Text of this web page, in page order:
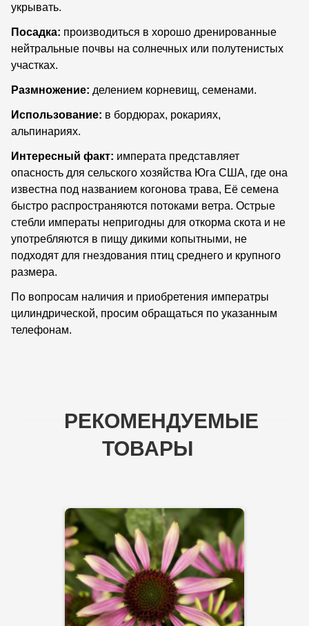
укрывать.
Посадка: производиться в хорошо дренированные
нейтральные почвы на солнечных или полутенистых
участках.
Размножение: делением корневищ, семенами.
Использование: в бордюрах, рокариях,
альпинариях.
Интересный факт: императа представляет
опасность для сельского хозяйства Юга США, где она
известна под названием когонова трава, Её семена
быстро распространяются потоками ветра. Острые
стебли императы непригодны для откорма скота и не
употребляются в пищу дикими копытными, не
подходят для гнездования птиц среднего и крупного
размера.
По вопросам наличия и приобретения императры
цилиндрической, просим обращаться по указанным
телефонам.
РЕКОМЕНДУЕМЫЕ
ТОВАРЫ